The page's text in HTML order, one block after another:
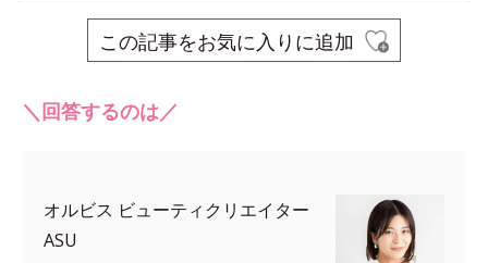
この記事をお気に入りに追加
＼回答するのは／
オルビス ビューティクリエイター
ASU